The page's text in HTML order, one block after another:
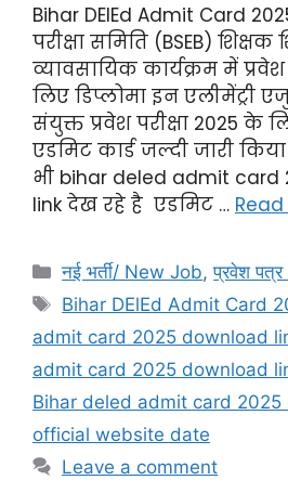
Bihar DElEd Admit Card
परीक्षा समिति (BSEB) शिक्षक
व्यावसायिक कार्यक्रम में
लिए डिप्लोमा इन एलीमेंट्री
संयुक्त प्रवेश परीक्षा 2025 के
एडमिट कार्ड जल्दी जारी
भी bihar deled admit card
link देख रहे है एडमिट …
नई भर्ती/ New Job,प्रवेश
Bihar DElEd Admit Card
admit card 2025 download
admit card 2025 download
Bihar deled admit card
official website date
Leave a comment